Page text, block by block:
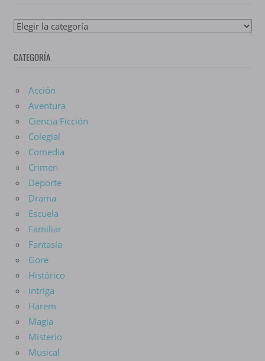
Lista
Anime
CATEGORÍA
Acción
Aventura
Ciencia Ficción
Colegial
Comedia
Crimen
Deporte
Drama
Escuela
Familiar
Fantasía
Gore
Histórico
Intriga
Harem
Magia
Misterio
Musical